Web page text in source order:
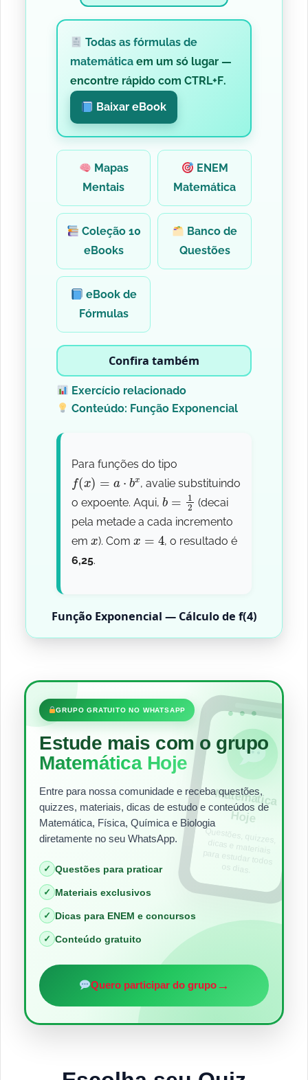
Todas as fórmulas de
matemática em um só lugar —
encontre rápido com CTRL+F.
Baixar eBook
Mapas
Mentais
ENEM
Matemática
Coleção 10
eBooks
Banco de
Questões
eBook de
Fórmulas
Confira também
Exercício relacionado
Conteúdo: Função Exponencial
Para funções do tipo
(x =
, avalie substituindo
o expoente. Aqui,
b
(decai
pela metade a cada incremento
em
). Com
, o resultado é
6,25.
Função Exponencial — Cálculo de f(4)
•••
GRUPO GRATUITO NO WHATSAPP
Estude mais com o grupo
Matemática Hoje
Entre para nossa comunidade e receba questões,
quizzes, materiais, dicas de estudo e conteúdos de
Matemática, Física, Química e Biologia
diretamente no seu WhatsApp.
✓ Questões para praticar
✓ Materiais exclusivos
✓ Dicas para ENEM e concursos
✓ Conteúdo gratuito
Quero participar do grupo→
Matem
ática
Hoje
Questões, quizzes,
dicas e materiais
para estudar todos
os dias.